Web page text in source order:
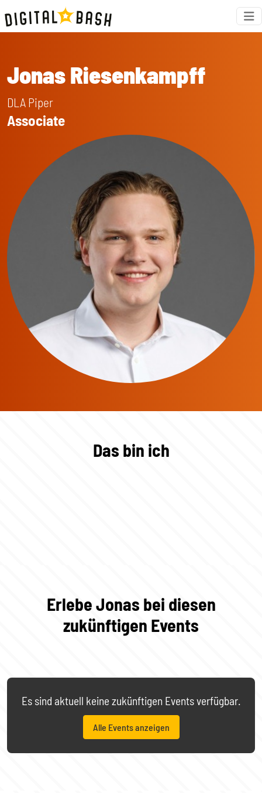
Jonas Riesenkampff
DLA Piper
Associate
Das bin ich
Erlebe Jonas bei diesen
zukünftigen Events
Es sind aktuell keine zukünftigen Events verfügbar.
Alle Events anzeigen